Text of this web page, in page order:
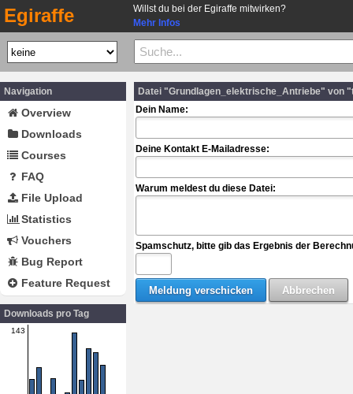
Egiraffe
Willst du bei der Egiraffe mitwirken?
Mehr Infos
Navigation
Overview
Downloads
Courses
FAQ
File Upload
Statistics
Vouchers
Bug Report
Feature Request
Downloads pro Tag
143
Datei "Grundlagen_elektrische_Antriebe" von
Dein Name:
Deine Kontakt E-Mailadresse:
Warum meldest du diese Datei:
Spamschutz, bitte gib das Ergebnis der